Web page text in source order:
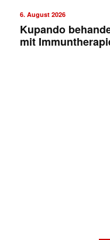
6. August 2026
Kupando
mit